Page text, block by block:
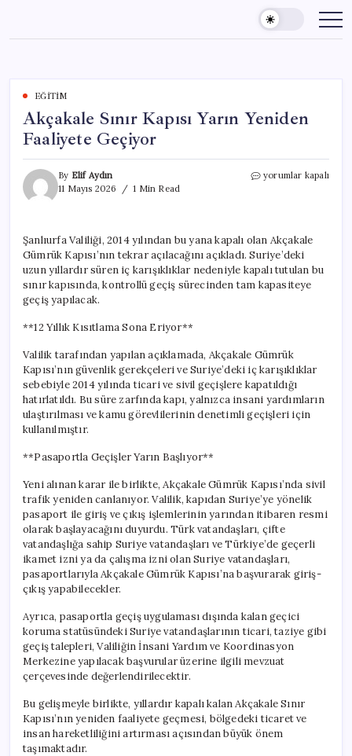
content
EĞITIM
Akçakale Sınır Kapısı Yarın Yeniden
Faaliyete Geçiyor
By Elif Aydın
11 Mayıs 2026
1 Min Read
Akçakale
Faaliyete
Geçiyor
için
yorumlar kapalı
Şanlıurfa Valiliği, 2014 yılından bu yana kapalı olan Akçakale
Gümrük Kapısı’nın tekrar açılacağını açıkladı. Suriye’deki
uzun yıllardır süren iç karışıklıklar nedeniyle kapalı tutulan bu
sınır kapısında, kontrollü geçiş sürecinden tam kapasiteye
geçiş yapılacak.
**12 Yıllık Kısıtlama Sona Eriyor**
Valilik tarafından yapılan açıklamada, Akçakale Gümrük
Kapısı’nın güvenlik gerekçeleri ve Suriye’deki iç karışıklıklar
sebebiyle 2014 yılında ticari ve sivil geçişlere kapatıldığı
hatırlatıldı. Bu süre zarfında kapı, yalnızca insani yardımların
ulaştırılması ve kamu görevlilerinin denetimli geçişleri için
kullanılmıştır.
**Pasaportla Geçişler Yarın Başlıyor**
Yeni alınan karar ile birlikte, Akçakale Gümrük Kapısı’nda sivil
trafik yeniden canlanıyor. Valilik, kapıdan Suriye’ye yönelik
pasaport ile giriş ve çıkış işlemlerinin yarından itibaren resmi
olarak başlayacağını duyurdu. Türk vatandaşları, çifte
vatandaşlığa sahip Suriye vatandaşları ve Türkiye’de geçerli
ikamet izni ya da çalışma izni olan Suriye vatandaşları,
pasaportlarıyla Akçakale Gümrük Kapısı’na başvurarak giriş-
çıkış yapabilecekler.
Ayrıca, pasaportla geçiş uygulaması dışında kalan geçici
koruma statüsündeki Suriye vatandaşlarının ticari, taziye gibi
geçiş talepleri, Valiliğin İnsani Yardım ve Koordinasyon
Merkezine yapılacak başvurular üzerine ilgili mevzuat
çerçevesinde değerlendirilecektir.
Bu gelişmeyle birlikte, yıllardır kapalı kalan Akçakale Sınır
Kapısı’nın yeniden faaliyete geçmesi, bölgedeki ticaret ve
insan hareketliliğini artırması açısından büyük önem
taşımaktadır.